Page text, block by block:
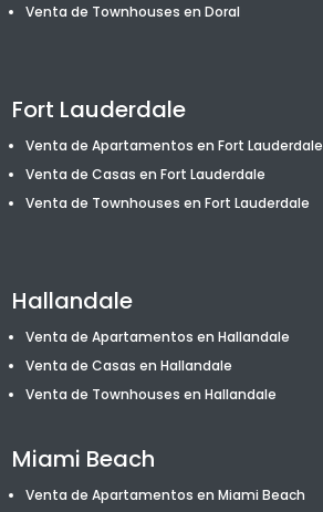
Venta de Townhouses en Doral
Fort Lauderdale
Venta de Apartamentos en Fort Lauderdale
Venta de Casas en Fort Lauderdale
Venta de Townhouses en Fort Lauderdale
Hallandale
Venta de Apartamentos en Hallandale
Venta de Casas en Hallandale
Venta de Townhouses en Hallandale
Miami Beach
Venta de Apartamentos en Miami Beach